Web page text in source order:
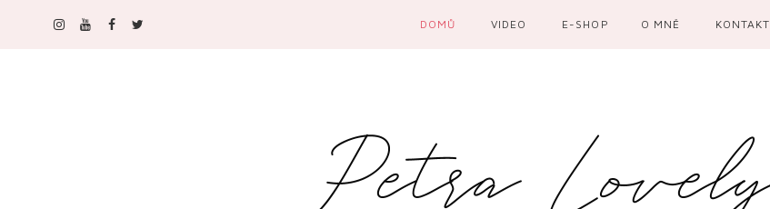
DOMŮ VIDEO E-SHOP O MNĚ KONTAKT